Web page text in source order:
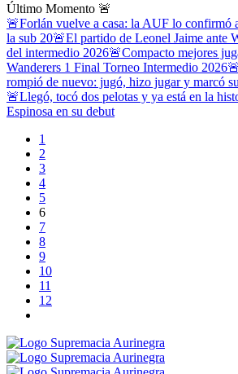
Último Momento 🚨
🚨Forlán vuelve a casa: la AUF lo confirmó
la sub 20🚨El partido de Leonel Jaime ante
del intermedio 2026🚨Compacto mejores
Wanderers 1 Final Torneo Intermedio 2026
rompió de nuevo: jugó, hizo jugar y marcó
🚨Llegó, tocó dos pelotas y ya está en la
Espinosa en su debut
1
2
3
4
5
6
7
8
9
10
11
12